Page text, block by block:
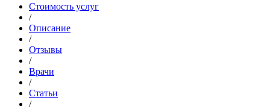
Стоимость услуг
/
Описание
/
Отзывы
/
Врачи
/
Статьи
/